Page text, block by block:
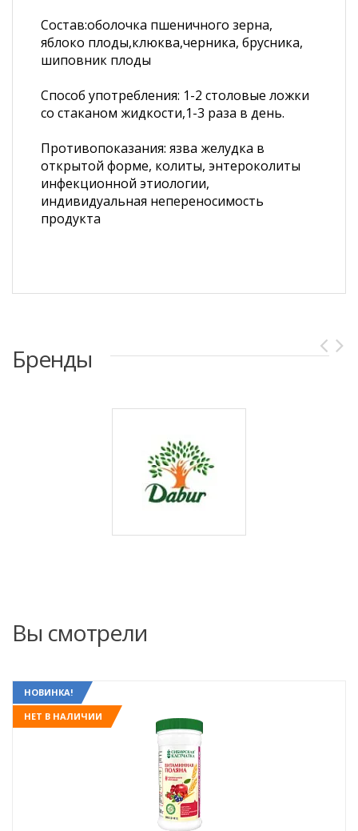
Состав:оболочка пшеничного зерна,
яблоко плоды,клюква,черника, брусника,
шиповник плоды
Способ употребления: 1-2 столовые ложки
со стаканом жидкости,1-3 раза в день.
Противопоказания: язва желудка в
открытой форме, колиты, энтероколиты
инфекционной этиологии,
индивидуальная непереносимость
продукта
Бренды
Вы смотрели
НОВИНКА!
НЕТ В НАЛИЧИИ